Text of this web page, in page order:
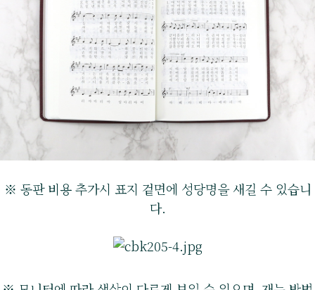
※ 동판 비용 추가시 표지 겉면에 성당명을 새길 수 있습니
다.